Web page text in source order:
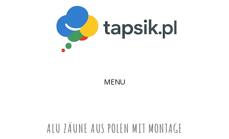
MENU
ALU ZÄUNE AUS POLEN MIT MONTAGE